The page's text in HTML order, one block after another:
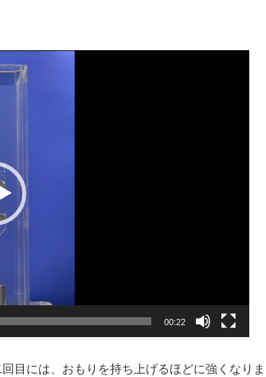
00:22
目には、おもりを持ち上げるほどに強くなりま